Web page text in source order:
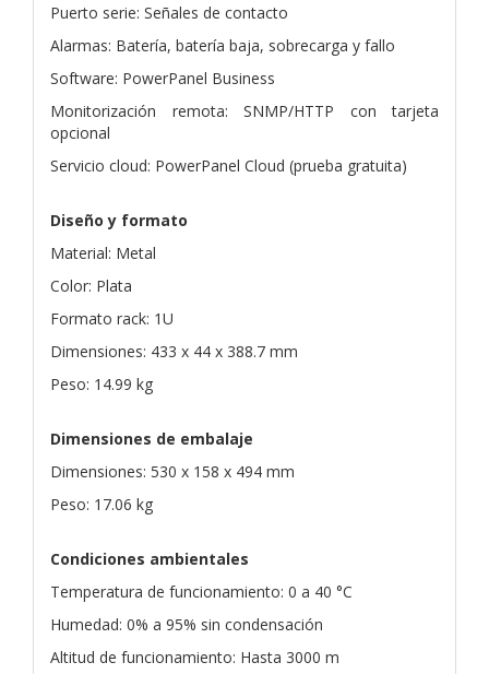
Puerto serie: Señales de contacto
Alarmas: Batería, batería baja, sobrecarga y fallo
Software: PowerPanel Business
Monitorización remota: SNMP/HTTP con tarjeta
opcional
Servicio cloud: PowerPanel Cloud (prueba gratuita)
Diseño y formato
Material: Metal
Color: Plata
Formato rack: 1U
Dimensiones: 433 x 44 x 388.7 mm
Peso: 14.99 kg
Dimensiones de embalaje
Dimensiones: 530 x 158 x 494 mm
Peso: 17.06 kg
Condiciones ambientales
Temperatura de funcionamiento: 0 a 40 °C
Humedad: 0% a 95% sin condensación
Altitud de funcionamiento: Hasta 3000 m